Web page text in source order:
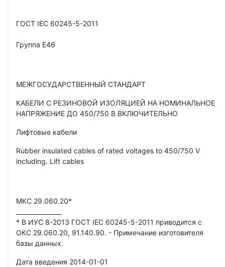
ГОСТ IEC 60245-5-2011
Группа Е46
МЕЖГОСУДАРСТВЕННЫЙ СТАНДАРТ
КАБЕЛИ С РЕЗИНОВОЙ ИЗОЛЯЦИЕЙ НА НОМИНАЛЬНОЕ
НАПРЯЖЕНИЕ ДО 450/750 В ВКЛЮЧИТЕЛЬНО
Лифтовые кабели
Rubber insulated cables of rated voltages to 450/750 V
including. Lift cables
МКС 29.060.20*
* В ИУС 8-2013 ГОСТ IEC 60245-5-2011 приводится с
ОКС 29.060.20, 91.140.90. - Примечание изготовителя
базы данных.
Дата введения 2014-01-01